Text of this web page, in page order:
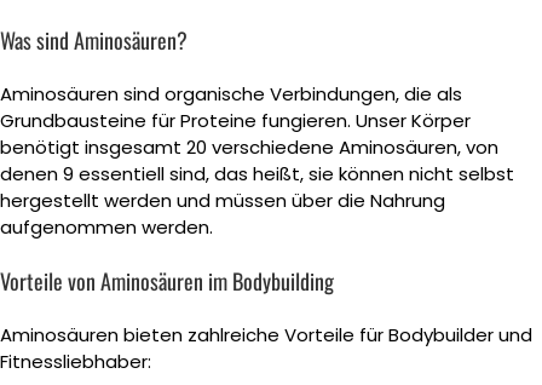
Was sind Aminosäuren?
Aminosäuren sind organische Verbindungen, die als
Grundbausteine für Proteine fungieren. Unser Körper
benötigt insgesamt 20 verschiedene Aminosäuren, von
denen 9 essentiell sind, das heißt, sie können nicht selbst
hergestellt werden und müssen über die Nahrung
aufgenommen werden.
Vorteile von Aminosäuren im Bodybuilding
Aminosäuren bieten zahlreiche Vorteile für Bodybuilder und
Fitnessliebhaber: